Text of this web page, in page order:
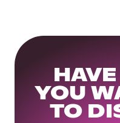
YOU
TO